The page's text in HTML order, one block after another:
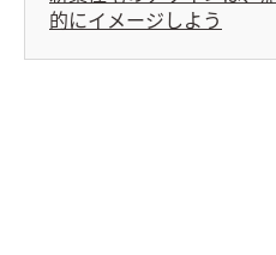
的にイメージしよう